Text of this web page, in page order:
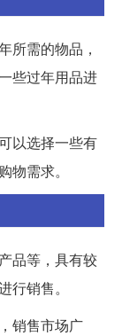
所需的物品，
些过年用品进
以选择一些有
需求。
品等，具有较
销售。
销售市场广